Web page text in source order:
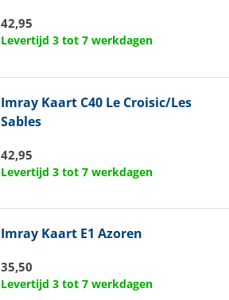
42,95
Levertijd 3 tot 7 werkdagen
Imray Kaart C40 Le Croisic/Les
Sables
42,95
Levertijd 3 tot 7 werkdagen
Imray Kaart E1 Azoren
35,50
Levertijd 3 tot 7 werkdagen